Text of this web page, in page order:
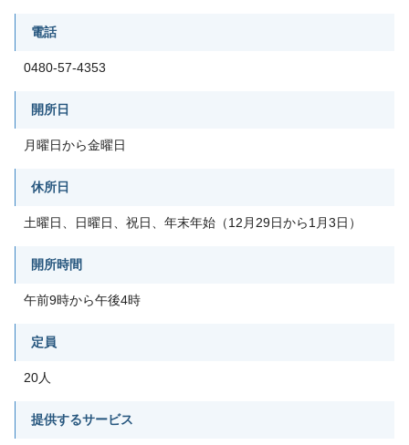
電話
0480-57-4353
開所日
月曜日から金曜日
休所日
土曜日、日曜日、祝日、年末年始（12月29日から1月3日）
開所時間
午前9時から午後4時
定員
20人
提供するサービス